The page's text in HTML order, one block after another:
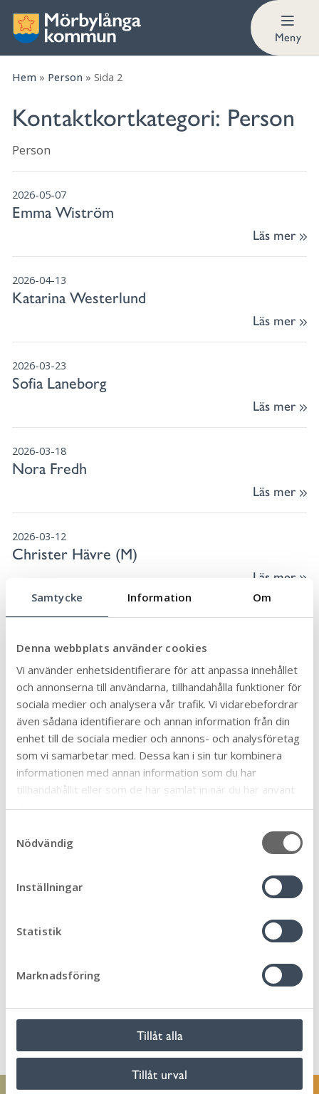
Samtycke Information Om
Denna webbplats använder cookies
Vi använder enhetsidentifierare för att anpassa innehållet
och annonserna till användarna, tillhandahålla funktioner för
sociala medier och analysera vår trafik. Vi vidarebefordrar
även sådana identifierare och annan information från din
enhet till de sociala medier och annons- och analysföretag
som vi samarbetar med. Dessa kan i sin tur kombinera
informationen med annan information som du har
tillhandahållit eller som de har samlat in när du har använt
deras tjänster.
Nödvändig
Inställningar
Statistik
Marknadsföring
Tillåt alla
Tillåt urval
Meny
Hem » Person » Sida 2
Kontaktkortkategori: Person
Person
2026-05-07
Emma Wiström
Läs mer
2026-04-13
Katarina Westerlund
Läs mer
2026-03-23
Sofia Laneborg
Läs mer
2026-03-18
Nora Fredh
Läs mer
2026-03-12
Christer Hävre (M)
Läs mer
2026-03-09
Marie Thunberg
Läs mer
2026-02-28
Charlotte Stjärndal (M)
Läs mer
2026-02-28
Helen Eriksson Sköld (M)
Läs mer
Malin Svedlund (C)
Läs mer
Lars Hofverberg
Läs mer
3 4